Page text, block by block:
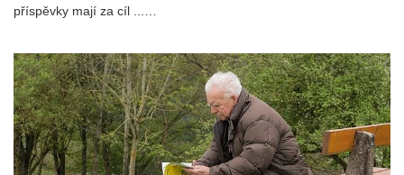
příspěvky mají za cíl ...…